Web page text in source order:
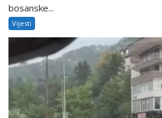
bosanske...
Vijesti